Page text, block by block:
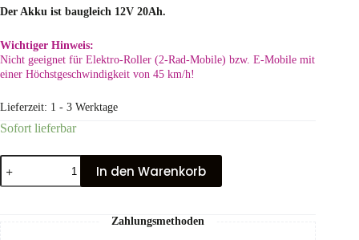
Der Akku ist baugleich 12V 20Ah.
Wichtiger Hinweis:
Nicht geeignet für Elektro-Roller (2-Rad-Mobile) bzw. E-Mobile mit
einer Höchstgeschwindigkeit von 45 km/h!
Lieferzeit: 1 - 3 Werktage
Sofort lieferbar
In den Warenkorb
Zahlungsmethoden